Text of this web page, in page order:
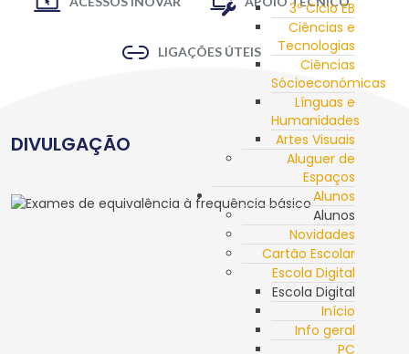
3º Ciclo EB
Ciências e
Tecnologias
Ciências
Sócioeconómicas
Línguas e
Humanidades
Artes Visuais
Aluguer de
Espaços
Alunos
Alunos
Novidades
Cartão Escolar
Escola Digital
Escola Digital
Início
Info geral
PC
LIGAÇÕES ÚTEIS
DIVULGAÇÃO